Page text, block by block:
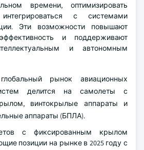
времени, оптимизировать
с системами
Эти возможности повышают
и поддерживают
и автономным
рынок авиационных
делится на самолеты с
винтокрылые аппараты и
аппараты (БПЛА).
с фиксированным крылом
позиции на рынке в 2025 году с